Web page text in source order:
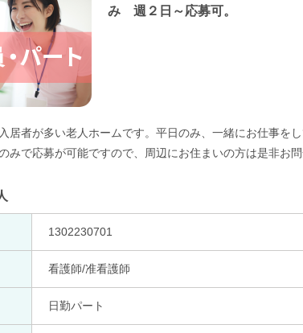
み 週２日～応募可。
居者が多い老人ホームです。平日のみ、一緒にお仕事を
みで応募が可能ですので、周辺にお住まいの方は是非お問
1302230701
看護師/准看護師
日勤パート